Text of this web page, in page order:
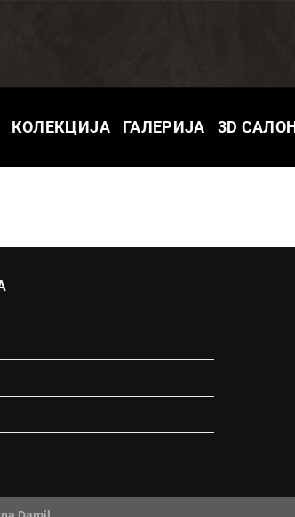
КОЛЕКЦИЈА ГАЛЕРИЈА 3D САЛОН